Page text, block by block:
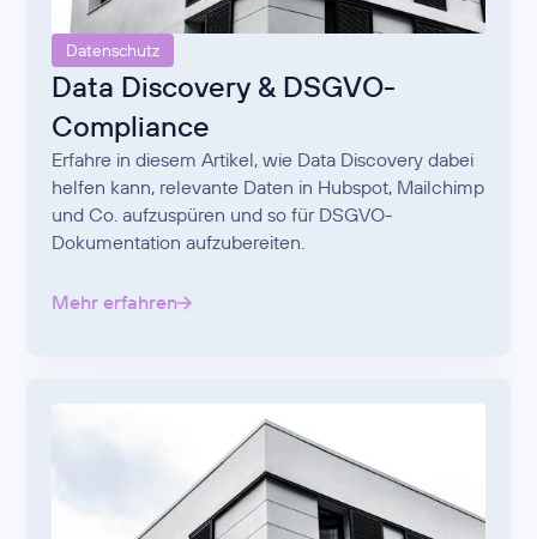
Datenschutz
Data Discovery & DSGVO-
Compliance
Erfahre in diesem Artikel, wie Data Discovery dabei
helfen kann, relevante Daten in Hubspot, Mailchimp
und Co. aufzuspüren und so für DSGVO-
Dokumentation aufzubereiten.
Mehr erfahren